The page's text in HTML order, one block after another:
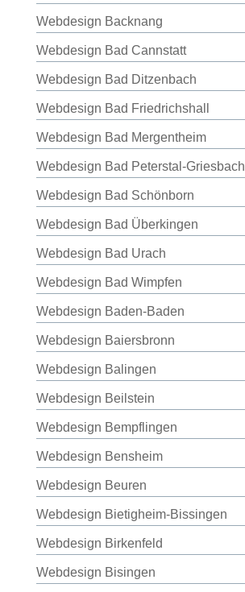
Webdesign Backnang
Webdesign Bad Cannstatt
Webdesign Bad Ditzenbach
Webdesign Bad Friedrichshall
Webdesign Bad Mergentheim
Webdesign Bad Peterstal-Griesbach
Webdesign Bad Schönborn
Webdesign Bad Überkingen
Webdesign Bad Urach
Webdesign Bad Wimpfen
Webdesign Baden-Baden
Webdesign Baiersbronn
Webdesign Balingen
Webdesign Beilstein
Webdesign Bempflingen
Webdesign Bensheim
Webdesign Beuren
Webdesign Bietigheim-Bissingen
Webdesign Birkenfeld
Webdesign Bisingen